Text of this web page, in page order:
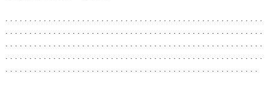
. . . . . . . . . . . . . . . . . . . . . . . . . . . . . . . . . . . . . . . . . . . . . . . . . . . . . .
. . . . . . . . . . . . . . . . . . . . . . . . . . . . . . . . . . . . . . . . . . . . . . . . . . . . . .
. . . . . . . . . . . . . . . . . . . . . . . . . . . . . . . . . . . . . . . . . . . . . . . . . . . . . .
. . . . . . . . . . . . . . . . . . . . . . . . . . . . . . . . . . . . . . . . . . . . . . . . . . . . . .
. . . . . . . . . . . . . . . . . . . . . . . . . . . . . . . . . . . . . . . . . . . . . . . . . . . . .